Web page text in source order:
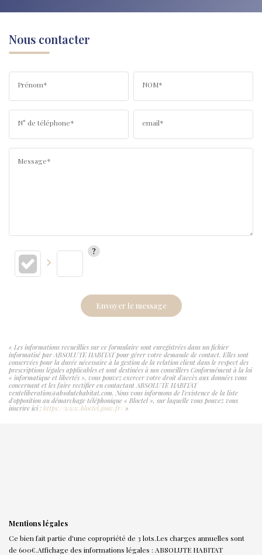
Nous contacter
Prénom* NOM*
N° de téléphone* email*
Message*
Envoyer le message
« Les informations recueillies sur ce formulaire sont enregistrées dans un fichier
informatisé par ABSOLUTE HABITAT pour gérer votre demande de contact. Elles sont
conservées pour la durée nécessaire à la gestion de la relation client dans le respect des
prescriptions légales applicables et sont destinées à nos conseillers Conformément à la loi
« informatique et libertés », vous pouvez exercer votre droit d'accès aux données vous
concernant et les faire rectifier en contactant ABSOLUTE HABITAT
venteliberation@absolutehabitat.com. Nous vous informons de l'existence de la liste
d'opposition au démarchage téléphonique « Bloctel », sur laquelle vous pouvez vous
inscrire ici : https://www.bloctel.gouv.fr/»
Mentions légales
Ce bien fait partie d'une copropriété de 3 lots.Les charges annuelles sont
de 600€.Affichage des informations légales : ABSOLUTE HABITAT